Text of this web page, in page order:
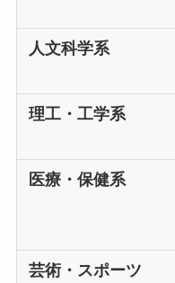
人文科学系
理工・工学系
医療・保健系
芸術・スポーツ